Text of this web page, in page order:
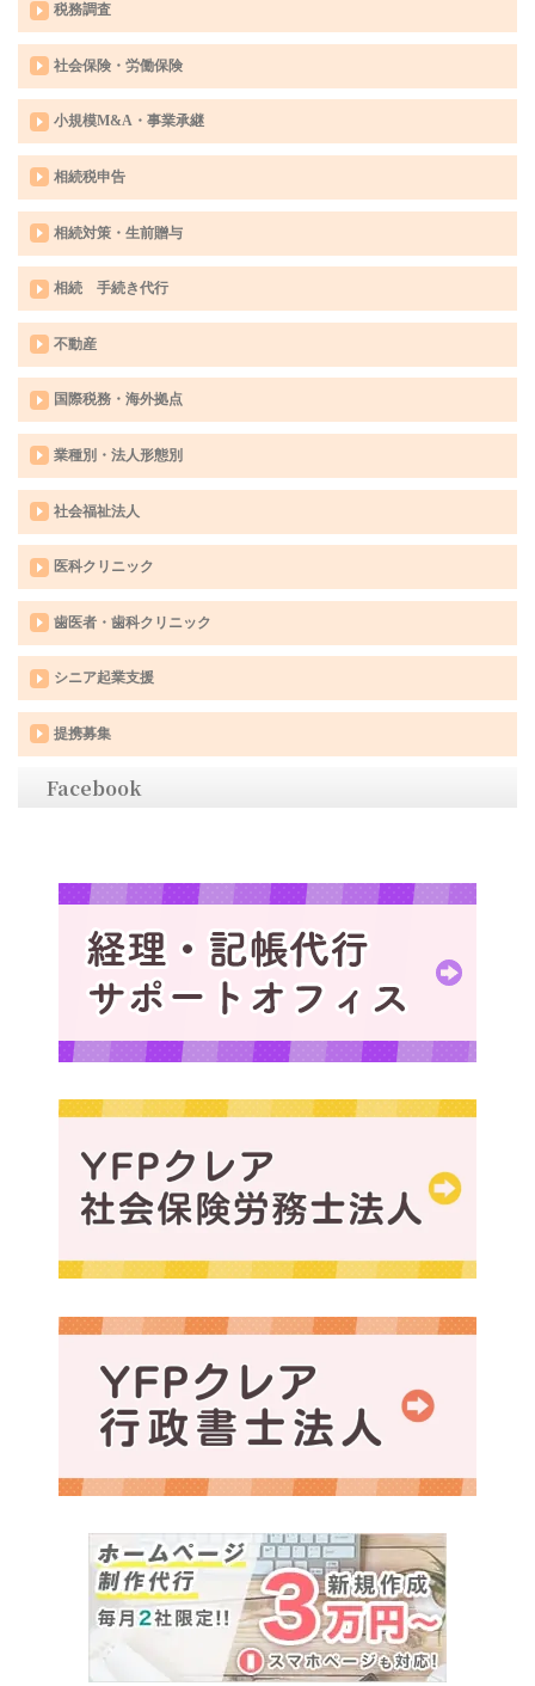
税務調査
社会保険・労働保険
小規模M&A・事業承継
相続税申告
相続対策・生前贈与
相続 手続き代行
不動産
国際税務・海外拠点
業種別・法人形態別
社会福祉法人
医科クリニック
歯医者・歯科クリニック
シニア起業支援
提携募集
Facebook